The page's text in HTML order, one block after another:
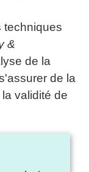
techniques
&
de la
de la
validité de